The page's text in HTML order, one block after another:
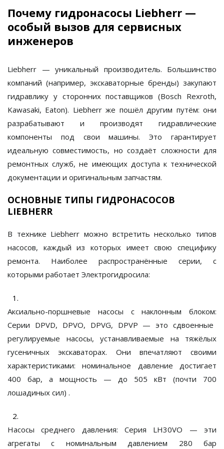
Почему гидронасосы Liebherr —
особый вызов для сервисных
инженеров
Liebherr — уникальный производитель. Большинство
компаний (например, экскаваторные бренды) закупают
гидравлику у сторонних поставщиков (Bosch Rexroth,
Kawasaki, Eaton). Liebherr же пошёл другим путём: они
разрабатывают и производят гидравлические
компоненты под свои машины. Это гарантирует
идеальную совместимость, но создаёт сложности для
ремонтных служб, не имеющих доступа к технической
документации и оригинальным запчастям.
ОСНОВНЫЕ ТИПЫ ГИДРОНАСОСОВ
LIEBHERR
В технике Liebherr можно встретить несколько типов
насосов, каждый из которых имеет свою специфику
ремонта. Наиболее распространённые серии, с
которыми работает Электрогидросила:
Аксиально-поршневые насосы с наклонным блоком:
Серии DPVD, DPVO, DPVG, DPVP — это сдвоенные
регулируемые насосы, устанавливаемые на тяжёлых
гусеничных экскаваторах. Они впечатляют своими
характеристиками: номинальное давление достигает
400 бар, а мощность — до 505 кВт (почти 700
лошадиных сил) .
Насосы среднего давления: Серия LH30VO — эти
агрегаты с номинальным давлением 280 бар